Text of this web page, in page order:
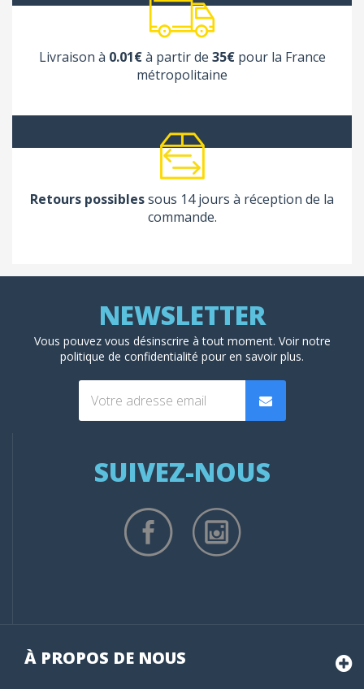
Livraison à 0.01€à partir de 35€pour la France
métropolitaine
Retours possiblessous 14 jours à réception de la
commande.
Vous pouvez vous désinscrire à tout moment. Voir notre
politique de confidentialité pour en savoir plus.
SUIVEZ-NOUS
À PROPOS DE NOUS